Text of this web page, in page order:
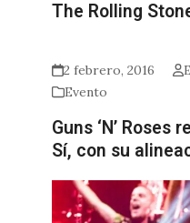
The Rolling
2 febrero, 2016
Evento
Guns ‘N’ Roses
Sí, con su